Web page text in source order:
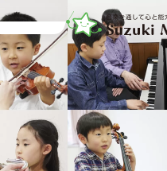
音楽教室スズキ・